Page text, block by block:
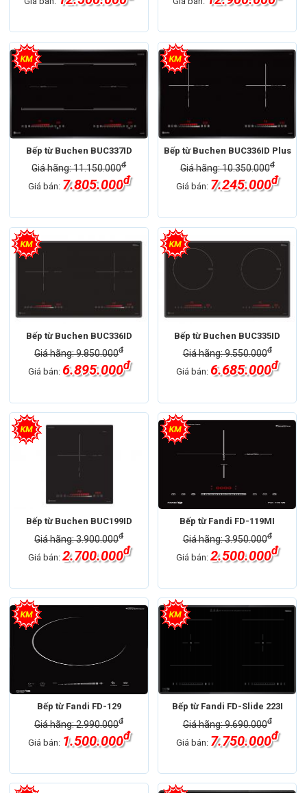
Bếp từ Buchen BUC337ID
Giá hãng: 11.150.000đ
Giá bán: 7.805.000đ
Bếp từ Buchen BUC336ID Plus
Giá hãng: 10.350.000đ
Giá bán: 7.245.000đ
Bếp từ Buchen BUC336ID
Giá hãng: 9.850.000đ
Giá bán: 6.895.000đ
Bếp từ Buchen BUC335ID
Giá hãng: 9.550.000đ
Giá bán:6.685.000đ
Bếp từ Buchen BUC199ID
Giá hãng: 3.900.000đ
Giá bán: 2.700.000đ
Bếp từ Fandi FD-119MI
Giá hãng: 3.950.000đ
Giá bán:2.500.000đ
Bếp từ Fandi FD-129
Giá hãng: 2.990.000đ
Giá bán: 1.500.000đ
Bếp từ Fandi FD-Slide 223I
Giá hãng: 9.690.000đ
Giá bán: 7.750.000đ